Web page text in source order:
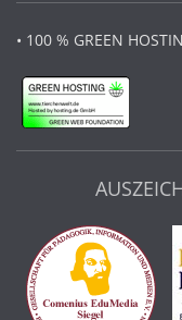
• 100 % GREEN